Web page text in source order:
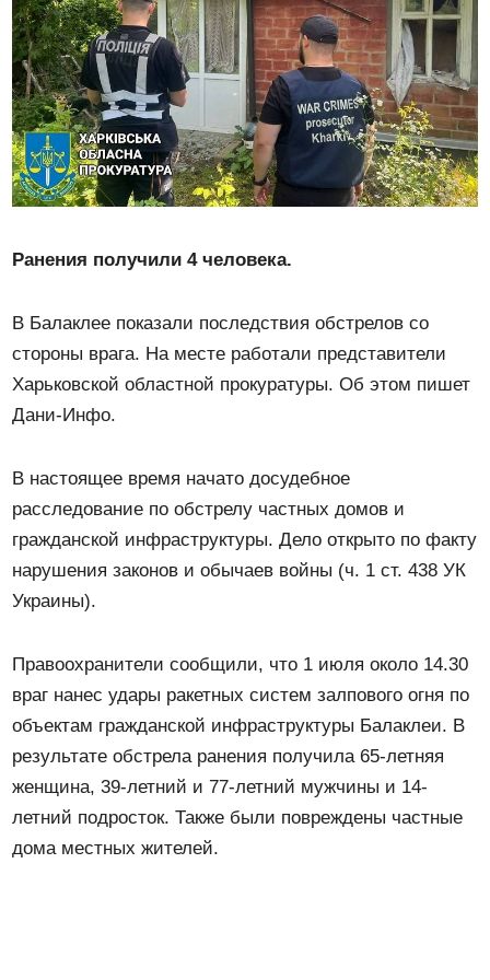
Ранения получили 4 человека.
В Балаклее показали последствия обстрелов со
стороны врага. На месте работали представители
Харьковской областной прокуратуры. Об этом пишет
Дани-Инфо.
В настоящее время начато досудебное
расследование по обстрелу частных домов и
гражданской инфраструктуры. Дело открыто по факту
нарушения законов и обычаев войны (ч. 1 ст. 438 УК
Украины).
Правоохранители сообщили, что 1 июля около 14.30
враг нанес удары ракетных систем залпового огня по
объектам гражданской инфраструктуры Балаклеи. В
результате обстрела ранения получила 65-летняя
женщина, 39-летний и 77-летний мужчины и 14-
летний подросток. Также были повреждены частные
дома местных жителей.